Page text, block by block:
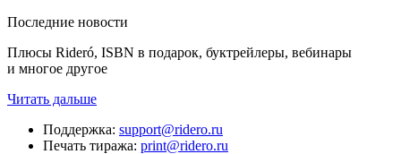
Последние новости
Плюсы Rideró, ISBN в подарок, буктрейлеры, вебинары
и многое другое
Читать дальше
Поддержка: support@ridero.ru
Печать тиража: print@ridero.ru